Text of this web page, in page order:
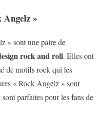
Angelz »
» sont une paire de
rock and roll. Elles ont
de motifs rock qui les
« Rock Angelz » sont
parfaites pour les fans de